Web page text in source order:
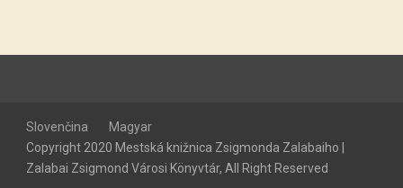
Slovenčina
Magyar
Copyright 2020 Mestská knižnica Zsigmonda Zalabaiho |
Zalabai Zsigmond Városi Könyvtár, All Right Reserved